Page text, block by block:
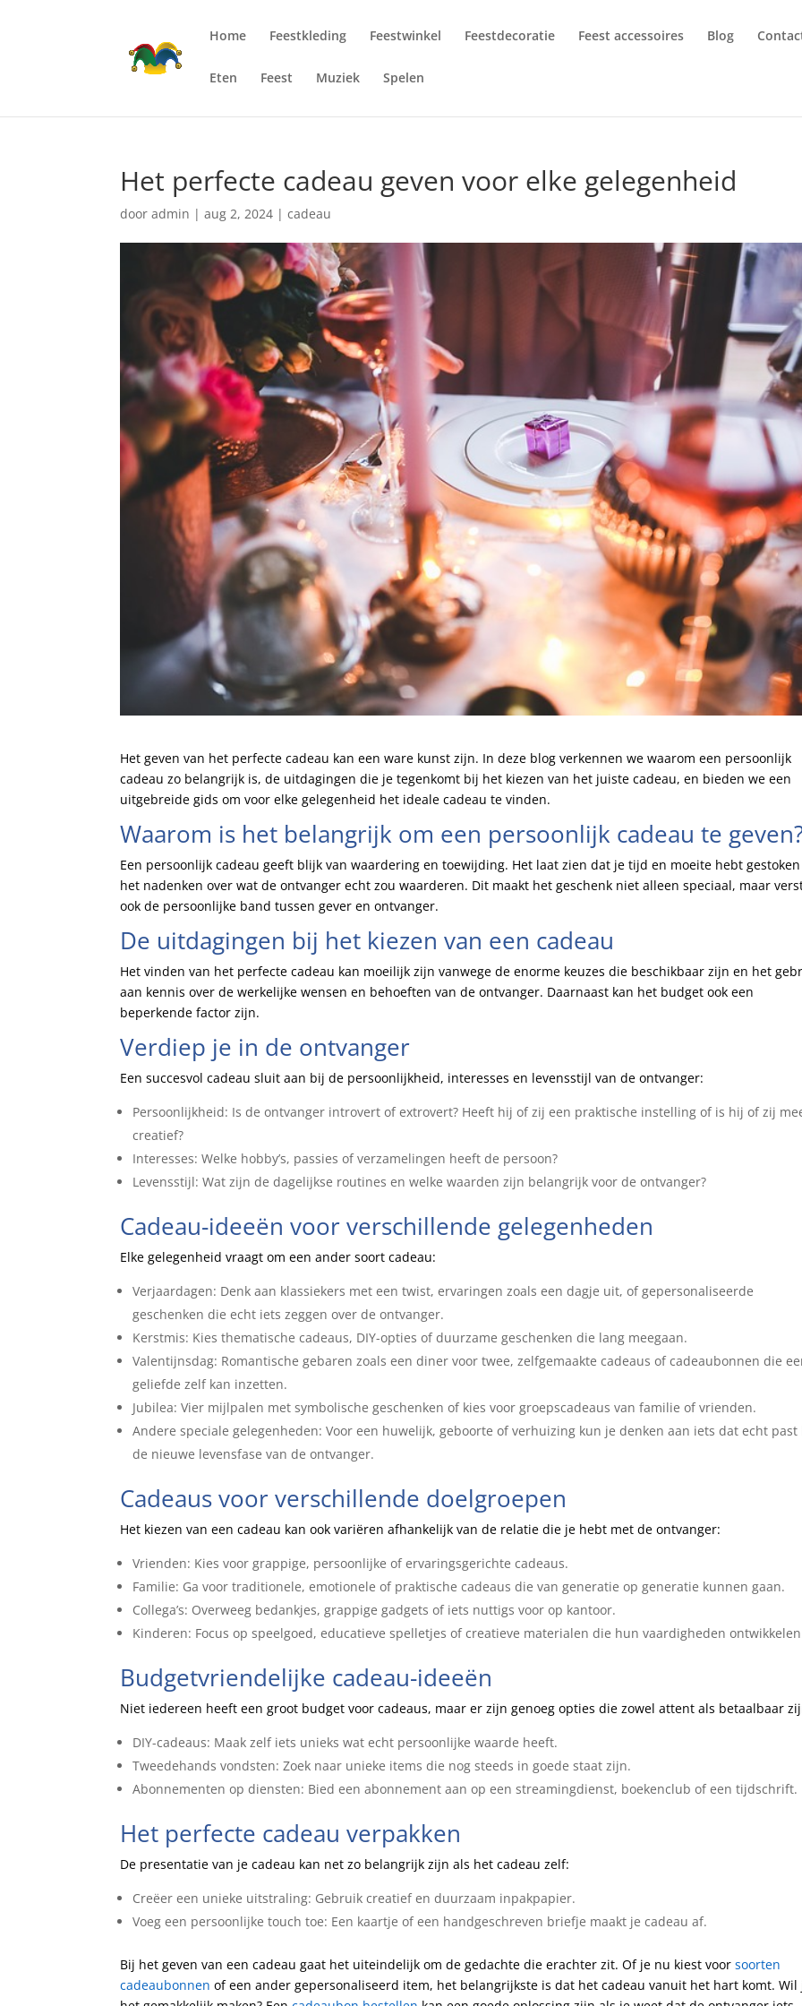
Home Feestkleding Feestwinkel Feestdecoratie Feest accessoires Blog
Eten Feest Muziek Spelen
Het perfecte cadeau geven voor elke gelegenheid
dooradmin |aug 2, 2024 |cadeau
Het geven van het perfecte cadeau kan een ware kunst zijn. In deze blog verkennen we waarom een persoonlijk
cadeau zo belangrijk is, de uitdagingen die je tegenkomt bij het kiezen van het juiste cadeau, en bieden we een
uitgebreide gids om voor elke gelegenheid het ideale cadeau te vinden.
Waarom is het belangrijk om een persoonlijk cadeau te
Een persoonlijk cadeau geeft blijk van waardering en toewijding. Het laat zien dat je tijd en moeite hebt
het nadenken over wat de ontvanger echt zou waarderen. Dit maakt het geschenk niet alleen speciaal, maar
ook de persoonlijke band tussen gever en ontvanger.
De uitdagingen bij het kiezen van een cadeau
Het vinden van het perfecte cadeau kan moeilijk zijn vanwege de enorme keuzes die beschikbaar zijn en het
aan kennis over de werkelijke wensen en behoeften van de ontvanger. Daarnaast kan het budget ook een
beperkende factor zijn.
Verdiep je in de ontvanger
Een succesvol cadeau sluit aan bij de persoonlijkheid, interesses en levensstijl van de ontvanger:
Persoonlijkheid: Is de ontvanger introvert of extrovert? Heeft hij of zij een praktische instelling of is hij of zij
creatief?
Interesses: Welke hobby’s, passies of verzamelingen heeft de persoon?
Levensstijl: Wat zijn de dagelijkse routines en welke waarden zijn belangrijk voor de ontvanger?
Cadeau-ideeën voor verschillende gelegenheden
Elke gelegenheid vraagt om een ander soort cadeau:
Verjaardagen: Denk aan klassiekers met een twist, ervaringen zoals een dagje uit, of gepersonaliseerde
geschenken die echt iets zeggen over de ontvanger.
Kerstmis: Kies thematische cadeaus, DIY-opties of duurzame geschenken die lang meegaan.
Valentijnsdag: Romantische gebaren zoals een diner voor twee, zelfgemaakte cadeaus of cadeaubonnen die
geliefde zelf kan inzetten.
Jubilea: Vier mijlpalen met symbolische geschenken of kies voor groepscadeaus van familie of vrienden.
Andere speciale gelegenheden: Voor een huwelijk, geboorte of verhuizing kun je denken aan iets dat echt past
de nieuwe levensfase van de ontvanger.
Cadeaus voor verschillende doelgroepen
Het kiezen van een cadeau kan ook variëren afhankelijk van de relatie die je hebt met de ontvanger:
Vrienden: Kies voor grappige, persoonlijke of ervaringsgerichte cadeaus.
Familie: Ga voor traditionele, emotionele of praktische cadeaus die van generatie op generatie kunnen gaan.
Collega’s: Overweeg bedankjes, grappige gadgets of iets nuttigs voor op kantoor.
Kinderen: Focus op speelgoed, educatieve spelletjes of creatieve materialen die hun vaardigheden
Budgetvriendelijke cadeau-ideeën
Niet iedereen heeft een groot budget voor cadeaus, maar er zijn genoeg opties die zowel attent als betaalbaar
DIY-cadeaus: Maak zelf iets unieks wat echt persoonlijke waarde heeft.
Tweedehands vondsten: Zoek naar unieke items die nog steeds in goede staat zijn.
Abonnementen op diensten: Bied een abonnement aan op een streamingdienst, boekenclub of een tijdschrift.
Het perfecte cadeau verpakken
De presentatie van je cadeau kan net zo belangrijk zijn als het cadeau zelf:
Creëer een unieke uitstraling: Gebruik creatief en duurzaam inpakpapier.
Voeg een persoonlijke touch toe: Een kaartje of een handgeschreven briefje maakt je cadeau af.
Bij het geven van een cadeau gaat het uiteindelijk om de gedachte die erachter zit. Of je nu kiest voorsoorten
cadeaubonnen of een ander gepersonaliseerd item, het belangrijkste is dat het cadeau vanuit het hart komt. Wil